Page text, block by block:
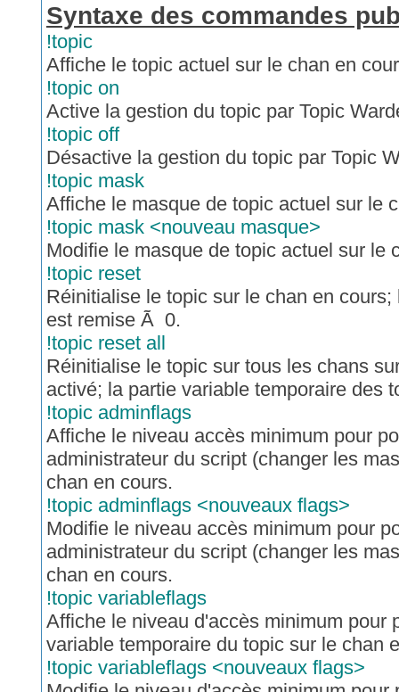
Syntaxe des commandes
!topic
Affiche le topic actuel sur le chan en
!topic on
Active la gestion du topic par Topic
!topic off
Désactive la gestion du topic par Topic
!topic mask
Affiche le masque de topic actuel sur le
!topic mask <nouveau masque>
Modifie le masque de topic actuel sur le
!topic reset
Réinitialise le topic sur le chan en
est remise Ã 0.
!topic reset all
Réinitialise le topic sur tous les chans
activé; la partie variable temporaire des
!topic adminflags
Affiche le niveau accès minimum pour
administrateur du script (changer les
chan en cours.
!topic adminflags <nouveaux flags>
Modifie le niveau accès minimum pour
administrateur du script (changer les
chan en cours.
!topic variableflags
Affiche le niveau d'accès minimum pour
variable temporaire du topic sur le chan
!topic variableflags <nouveaux flags>